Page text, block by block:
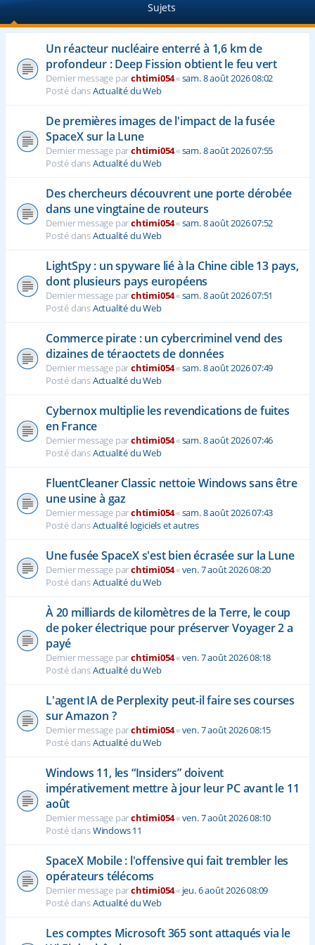
Sujets
Un réacteur nucléaire enterré à 1,6 km de
profondeur : Deep Fission obtient le feu vert
Dernier message parchtimi054«sam. 8 août 2026 08:02
Posté dansActualité du Web
De premières images de l'impact de la fusée
SpaceX sur la Lune
Dernier message parchtimi054«sam. 8 août 2026 07:55
Posté dansActualité du Web
Des chercheurs découvrent une porte dérobée
dans une vingtaine de routeurs
Dernier message parchtimi054«sam. 8 août 2026 07:52
Posté dansActualité du Web
LightSpy : un spyware lié à la Chine cible 13 pays,
dont plusieurs pays européens
Dernier message parchtimi054«sam. 8 août 2026 07:51
Posté dansActualité du Web
Commerce pirate : un cybercriminel vend des
dizaines de téraoctets de données
Dernier message parchtimi054«sam. 8 août 2026 07:49
Posté dansActualité du Web
Cybernox multiplie les revendications de fuites
en France
Dernier message parchtimi054«sam. 8 août 2026 07:46
Posté dansActualité du Web
FluentCleaner Classic nettoie Windows sans être
une usine à gaz
Dernier message parchtimi054«sam. 8 août 2026 07:43
Posté dansActualité logiciels et autres
Une fusée SpaceX s'est bien écrasée sur la Lune
Dernier message parchtimi054«ven. 7 août 2026 08:20
Posté dansActualité du Web
À 20 milliards de kilomètres de la Terre, le coup
de poker électrique pour préserver Voyager 2 a
payé
Dernier message parchtimi054«ven. 7 août 2026 08:18
Posté dansActualité du Web
L'agent IA de Perplexity peut-il faire ses courses
sur Amazon ?
Dernier message parchtimi054«ven. 7 août 2026 08:15
Posté dansActualité du Web
Windows 11, les “Insiders” doivent
impérativement mettre à jour leur PC avant le 11
août
Dernier message parchtimi054«ven. 7 août 2026 08:10
Posté dansWindows 11
SpaceX Mobile : l'offensive qui fait trembler les
opérateurs télécoms
Dernier message parchtimi054« jeu. 6 août 2026 08:09
Posté dansActualité du Web
Les comptes Microsoft 365 sont attaqués via le